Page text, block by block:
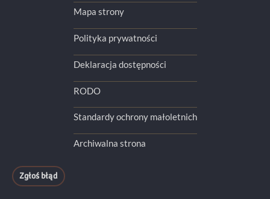
Mapa strony
Polityka prywatności
Deklaracja dostępności
RODO
Standardy ochrony małoletnich
Archiwalna strona
Zgłoś błąd